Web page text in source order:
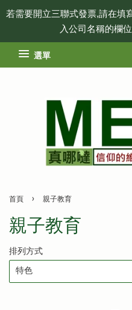
若需要開立三聯式發票,請在填
入公司名稱的欄
選單
首頁 › 親子教育
親子教育
排列方式